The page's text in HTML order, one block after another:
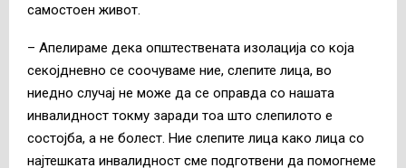
самостоен живот.
– Апелираме дека општествената изолација со која
секојдневно се соочуваме ние, слепите лица, во
ниедно случај не може да се оправда со нашата
инвалидност токму заради тоа што слепилото е
состојба, а не болест. Ние слепите лица како лица со
најтешката инвалидност сме подготвени да помогнеме